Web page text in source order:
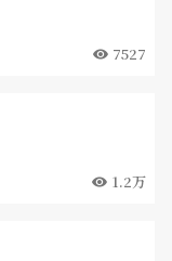
7527
1.2万